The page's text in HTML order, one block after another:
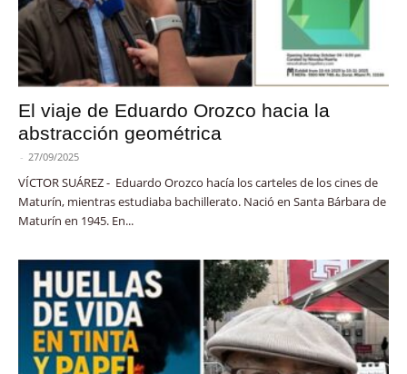
El viaje de Eduardo Orozco hacia la
abstracción geométrica
- 27/09/2025
VÍCTOR SUÁREZ - Eduardo Orozco hacía los carteles de los cines de
Maturín, mientras estudiaba bachillerato. Nació en Santa Bárbara de
Maturín en 1945. En...